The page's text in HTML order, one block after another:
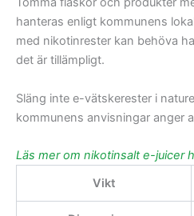
hanteras enligt kommunens
med nikotinrester kan behöva
det är tillämpligt.
Släng inte e-vätskerester i
kommunens anvisningar anger
Läs mer om nikotinsalt e-juicer
Vikt